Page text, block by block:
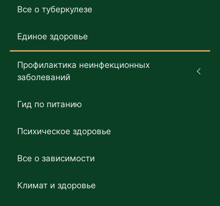
Все о туберкулезе
Единое здоровье
Профилактика неинфекционных
заболеваний
Гид по питанию
Психическое здоровье
Все о зависимости
Климат и здоровье